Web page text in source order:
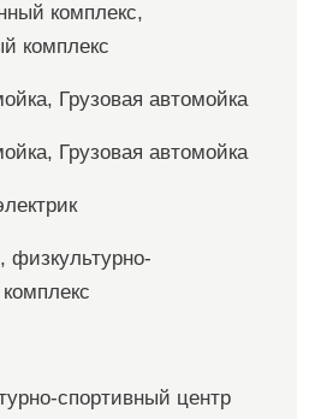
комплекс,
комплекс
Грузовая автомойка
Грузовая автомойка
физкультурно-
спортивный центр